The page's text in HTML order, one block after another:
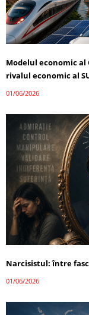
Modelul economic
rivalul economic al
01/06/2026
Narcisistul: între
01/06/2026